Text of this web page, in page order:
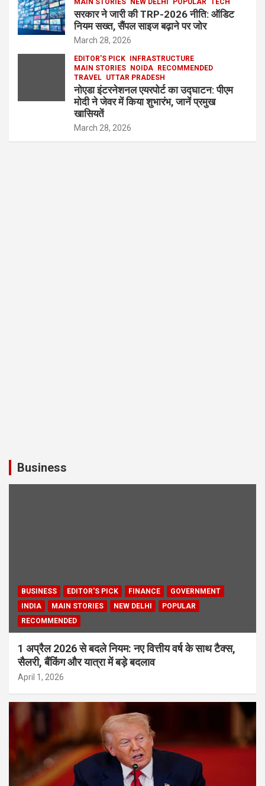
MAIN STORIES NEW DELHI POPULAR TECH
सरकार ने जारी की TRP-2026 नीति: ऑडिट
नियम सख्त, सैंपल साइज बढ़ाने पर जोर
March 28, 2026
EDITOR'S PICK
INFRASTRUCTURE
MAIN STORIES
NOIDA
RECOMMENDED
TRAVEL UTTAR PRADESH
नोएडा इंटरनेशनल एयरपोर्ट का उद्घाटन: पीएम
मोदी ने जेवर में किया शुभारंभ, जानें प्रमुख
खासियतें
March 28, 2026
Business
BUSINESS EDITOR'S PICK FINANCE
GOVERNMENT
INDIA
MAIN STORIES NEW DELHI
POPULAR
RECOMMENDED
1 अप्रैल 2026 से बदले नियम: नए वित्तीय वर्ष के साथ टैक्स,
सैलरी, बैंकिंग और यात्रा में बड़े बदलाव
April 1, 2026